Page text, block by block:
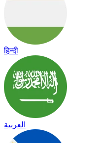
हिन्दी
العربية